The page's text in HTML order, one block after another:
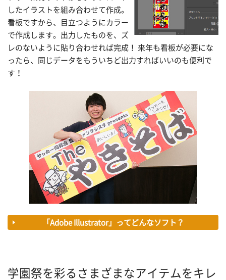
したイラストを組み合わせて作成。
看板ですから、目立つようにカラー
で作成します。出力したものを、ズ
レのないように貼り合わせれば完成！ 来年も看板が必要にな
ったら、同じデータをもういちど出力すればいいのも便利で
す！
「Adobe Illustrator」ってどんなソフト？
学園祭を彩るさまざまなアイテムをキレ